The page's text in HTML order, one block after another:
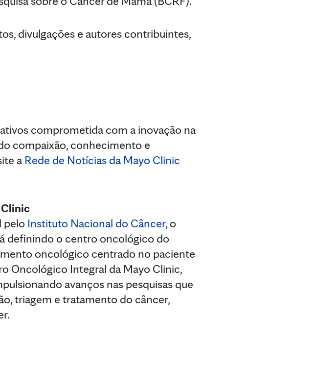
divulgações e autores contribuintes,
comprometida com a inovação na
compaixão, conhecimento e
a Rede de Notícias da Mayo Clinic
pelo Instituto Nacional do Câncer, o
definindo o centro oncológico do
oncológico centrado no paciente
Oncológico Integral da Mayo Clinic,
avanços nas pesquisas que
triagem e tratamento do câncer,